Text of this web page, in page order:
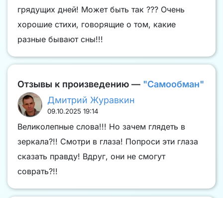
грядущих дней! Может быть так ??? Очень
хорошие стихи, говорящие о том, какие
разные бывают сны!!!
Отзывы к произведению — "Самообман"
Дмитрий Журавкин
09.10.2025 19:14
Великолепные слова!!! Но зачем глядеть в
зеркала?!! Смотри в глаза! Попроси эти глаза
сказать правду! Вдруг, они не смогут
соврать?!!